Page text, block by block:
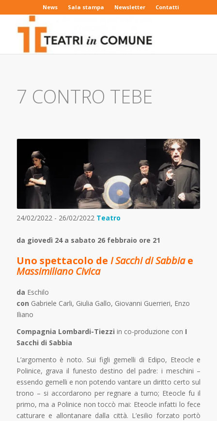
News Sala stampa Newsletter Contatti
7 CONTRO TEBE
24/02/2022 - 26/02/2022 Teatro
da giovedì 24 a sabato 26 febbraio ore 21
Uno spettacolo de I Sacchi di Sabbiae
Massimiliano Civica
da Eschilo
con Gabriele Carli, Giulia Gallo, Giovanni Guerrieri, Enzo
Iliano
Compagnia Lombardi-Tiezzi in co-produzione con I
Sacchi di Sabbia
L’argomento è noto. Sui figli gemelli di Edipo, Eteocle e
Polinice, grava il funesto destino del padre: i meschini –
essendo gemelli e non potendo vantare un diritto certo sul
trono – si accordarono per regnare a turno; Eteocle fu il
primo, ma a Polinice non toccò mai: Eteocle infatti lo fece
catturare e allontanare dalla città. L’esilio forzato portò